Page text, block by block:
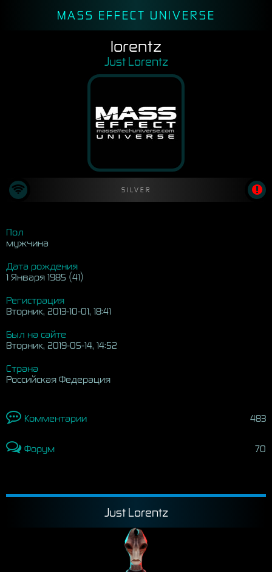
MASS EFFECT UNIVERSE
lorentz
Just Lorentz
SILVER
Пол
мужчина
Дата рождения
1 Января 1985 (41)
Регистрация
Вторник, 2013-10-01, 18:41
Был на сайте
Вторник, 2019-05-14, 14:52
Страна
Российская Федерация
Комментарии 483
Форум 70
Just Lorentz